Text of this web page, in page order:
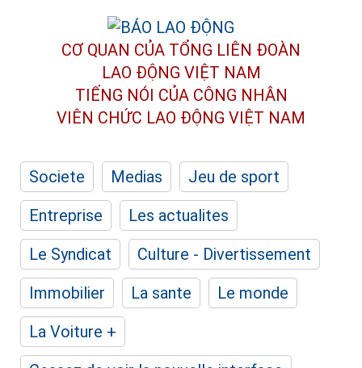
CƠ QUAN CỦA TỔNG LIÊN ĐOÀN
LAO ĐỘNG VIỆT NAM
TIẾNG NÓI CỦA CÔNG NHÂN
VIÊN CHỨC LAO ĐỘNG VIỆT NAM
Societe Medias
Jeu de sport
Entreprise
Les actualites
Le Syndicat
Culture - Divertissement
Immobilier
La sante
Le monde
La Voiture +